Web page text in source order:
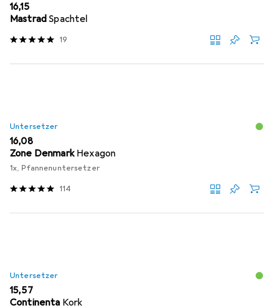
EUR
16,15
Mastrad Spachtel
19
Untersetzer
EUR
16,08
Zone Denmark Hexagon
1x, Pfannenuntersetzer
114
Untersetzer
EUR
15,57
Continenta Kork